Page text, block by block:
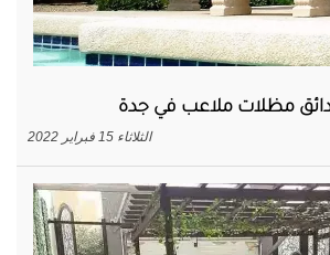
مظلات ملاعب في جدة
الثلاثاء 15 فبراير 2022